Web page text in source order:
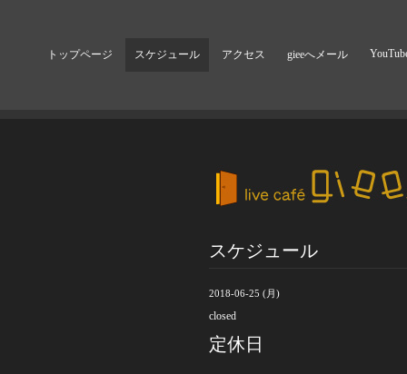
トップページ スケジュール アクセス gieeへメール
スケジュール
2018-06-25 (月)
closed
定休日